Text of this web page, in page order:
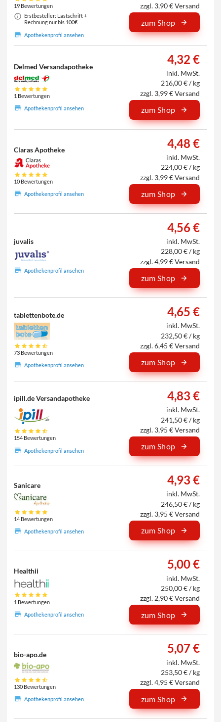
19 Bewertungen
Erstbesteller: Lastschrift +
Rechnung nur bis 100€
Apothekenprofil ansehen
zzgl. 3,90 € Versand
zum Shop
Delmed Versandapotheke
1 Bewertungen
Apothekenprofil ansehen
4,32 €
inkl. MwSt.
216,00 € / kg
zzgl. 3,99 € Versand
zum Shop
Claras Apotheke
10 Bewertungen
Apothekenprofil ansehen
4,48 €
inkl. MwSt.
224,00 € / kg
zzgl. 3,99 € Versand
zum Shop
juvalis
Apothekenprofil ansehen
4,56 €
inkl. MwSt.
228,00 € / kg
zzgl. 4,99 € Versand
zum Shop
tablettenbote.de
73 Bewertungen
Apothekenprofil ansehen
4,65 €
inkl. MwSt.
232,50 € / kg
zzgl. 6,45 € Versand
zum Shop
ipill.de Versandapotheke
154 Bewertungen
Apothekenprofil ansehen
4,83 €
inkl. MwSt.
241,50 € / kg
zzgl. 3,95 € Versand
zum Shop
Sanicare
14 Bewertungen
Apothekenprofil ansehen
4,93 €
inkl. MwSt.
246,50 € / kg
zzgl. 3,95 € Versand
zum Shop
Healthii
1 Bewertungen
Apothekenprofil ansehen
5,00 €
inkl. MwSt.
250,00 € / kg
zzgl. 2,90 € Versand
zum Shop
bio-apo.de
130 Bewertungen
Apothekenprofil ansehen
5,07 €
inkl. MwSt.
253,50 € / kg
zzgl. 4,95 € Versand
zum Shop